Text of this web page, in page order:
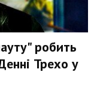
робить
Трехо у